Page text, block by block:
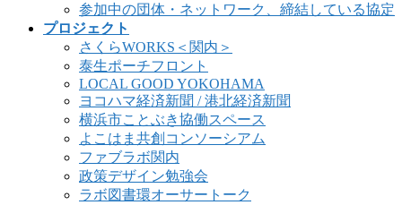
参加中の団体・ネットワーク、締結している協定
プロジェクト
さくらWORKS＜関内＞
泰生ポーチフロント
LOCAL GOOD YOKOHAMA
ヨコハマ経済新聞 / 港北経済新聞
横浜市ことぶき協働スペース
よこはま共創コンソーシアム
ファブラボ関内
政策デザイン勉強会
ラボ図書環オーサートーク